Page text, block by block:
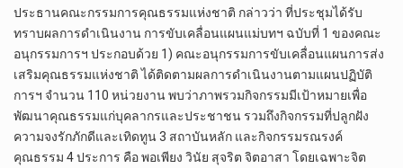
ประธานคณะกรรมการคุณธรรมแห่งชาติ กล่าวว่า ที่ประชุมได้รับ
ทราบผลการดำเนินงาน การขับเคลื่อนแผนแม่บทฯ ฉบับที่ 1 ของคณะ
อนุกรรมการฯ ประกอบด้วย 1) คณะอนุกรรมการขับเคลื่อนแผนการส่ง
เสริมคุณธรรมแห่งชาติ ได้ติดตามผลการดำเนินงานตามแผนปฏิบัติ
การฯ จำนวน 110 หน่วยงาน พบว่าภาพรวมกิจกรรมมีเป้าหมายเพื่อ
พัฒนาคุณธรรมแก่บุคลากรและประชาชน รวมถึงกิจกรรมที่ปลูกฝัง
ความจงรักภักดีและเทิดทูน 3 สถาบันหลัก และกิจกรรมรณรงค์
คุณธรรม 4 ประการ คือ พอเพียง วินัย สุจริต จิตอาสา โดยเฉพาะจิต